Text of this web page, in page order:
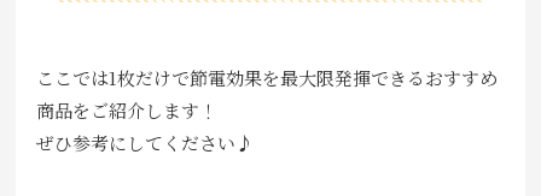
ここでは1枚だけで節電効果を最大限発揮できるおすすめ
商品をご紹介します！
ぜひ参考にしてください♪